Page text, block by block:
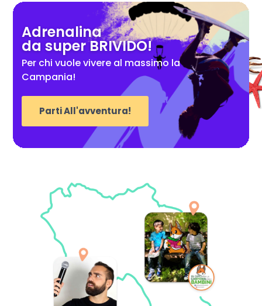
Adrenalina
da super BRIVIDO!
Per chi vuole vivere al massimo la
Campania!
Parti All'avventura!